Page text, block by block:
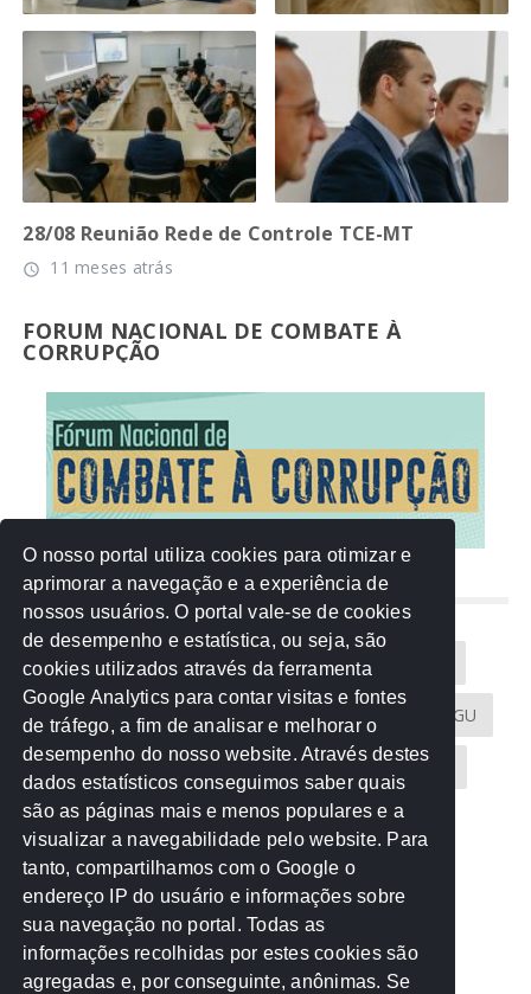
28/08 Reunião Rede de Controle TCE-MT
access_time 11 meses atrás
FORUM NACIONAL DE COMBATE À
CORRUPÇÃO
NUVEM DE TAGS
Acontece na Rede AGU AMM
Atricon Audicom CAU-MT CGU
CREA-MT Eventos MPC-MT MPE-MT
MPF Notícias PF PGE-MT PGR
Receita Federal Sem categoria
TCE-MT TCU TRE
O nosso portal utiliza cookies para otimizar e
aprimorar a navegação e a experiência de
nossos usuários. O portal vale-se de cookies
de desempenho e estatística, ou seja, são
cookies utilizados através da ferramenta
Google Analytics para contar visitas e fontes
de tráfego, a fim de analisar e melhorar o
desempenho do nosso website. Através destes
dados estatísticos conseguimos saber quais
são as páginas mais e menos populares e a
visualizar a navegabilidade pelo website. Para
tanto, compartilhamos com o Google o
endereço IP do usuário e informações sobre
sua navegação no portal. Todas as
informações recolhidas por estes cookies são
agregadas e, por conseguinte, anônimas. Se